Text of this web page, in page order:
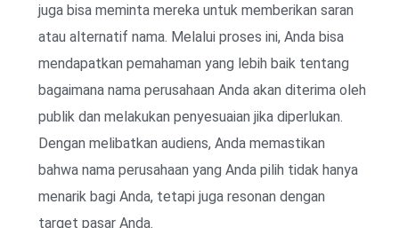
juga bisa meminta mereka untuk memberikan saran
atau alternatif nama. Melalui proses ini, Anda bisa
mendapatkan pemahaman yang lebih baik tentang
bagaimana nama perusahaan Anda akan diterima oleh
publik dan melakukan penyesuaian jika diperlukan.
Dengan melibatkan audiens, Anda memastikan
bahwa nama perusahaan yang Anda pilih tidak hanya
menarik bagi Anda, tetapi juga resonan dengan
target pasar Anda.